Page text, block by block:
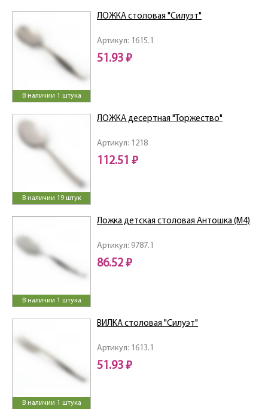
В наличии 1 штука
Артикул: 1615.1
ЛОЖКА столовая "Силуэт"
51.93 ₽
В наличии 19 штук
Артикул: 1218
ЛОЖКА десертная "Торжество"
112.51 ₽
В наличии 1 штука
Артикул: 9787.1
Ложка детская столовая Антошка (М4)
86.52 ₽
В наличии 1 штука
Артикул: 1613.1
ВИЛКА столовая "Силуэт"
51.93 ₽